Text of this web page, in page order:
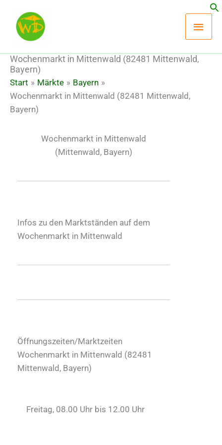
Inhalt
springen
Wochenmarkt in Mittenwald (82481 Mittenwald,
Bayern)
Start Märkte
Bayern
Wochenmarkt in Mittenwald (82481 Mittenwald,
Bayern)
Wochenmarkt in Mittenwald
(Mittenwald, Bayern)
Infos zu den Marktständen auf dem
Wochenmarkt in Mittenwald
Öffnungszeiten/Marktzeiten
Wochenmarkt in Mittenwald (82481
Mittenwald, Bayern)
Freitag, 08.00 Uhr bis 12.00 Uhr